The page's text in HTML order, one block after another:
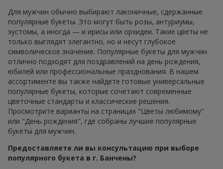
Для мужчин обычно выбирают лаконичные, сдержанные
популярные букеты. Это могут быть розы, антуриумы,
эустомы, а иногда — и ирисы или орхидеи. Такие цветы не
только выглядят элегантно, но и несут глубокое
символическое значение. Популярные букеты для мужчин
отлично подходят для поздравлений на день рождения,
юбилей или профессиональные празднования. В нашем
ассортименте вы также найдете готовые универсальные
популярные букеты, которые сочетают современные
цветочные стандарты и классические решения.
Просмотрите варианты на страницах "Цветы любимому"
или "День рождения", где собраны лучшие популярные
букеты для мужчин.
Предоставляете ли вы консультацию при выборе
популярного букета в г. Банчены?